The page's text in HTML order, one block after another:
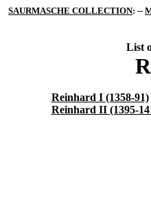
SAURMASCHE COLLECTION: --
List
Reinhard I (1358-91)
Reinhard II (1395-